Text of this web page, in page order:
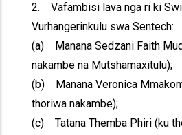
2. Vafambisi lava nga ri ki
Vurhangerinkulu swa Sentech:
(a) Manana Sedzani Faith
nakambe na Mutshamaxitulu);
(b) Manana Veronica
thoriwa nakambe);
(c) Tatana Themba Phiri (ku